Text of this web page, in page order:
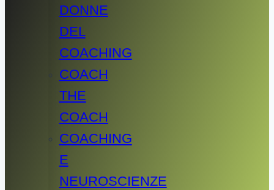
DONNE
DEL
COACHING
COACH
THE
COACH
COACHING
E
NEUROSCIENZE